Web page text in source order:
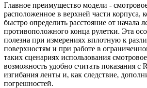
Главное преимущество модели -
расположенное в верхней части корпуса,
быстро определить расстояние от начала
противоположного конца рулетки. Эта
полезна при измерениях вплотную к
поверхностям и при работе в
таких сценариях использования
возможность удобно считать показания с
изгибания ленты и, как следствие,
погрешностей.